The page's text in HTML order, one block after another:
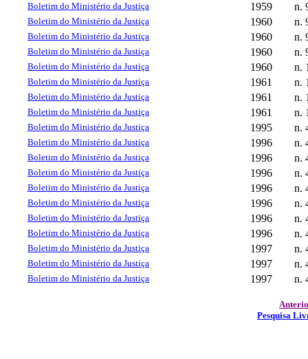
Boletim do Ministério da Justiça 1959 n.
Boletim do Ministério da Justiça 1960 n.
Boletim do Ministério da Justiça 1960 n.
Boletim do Ministério da Justiça 1960 n.
Boletim do Ministério da Justiça 1960 n.
Boletim do Ministério da Justiça 1961 n.
Boletim do Ministério da Justiça 1961 n.
Boletim do Ministério da Justiça 1961 n.
Boletim do Ministério da Justiça 1995 n.
Boletim do Ministério da Justiça 1996 n.
Boletim do Ministério da Justiça 1996 n.
Boletim do Ministério da Justiça 1996 n.
Boletim do Ministério da Justiça 1996 n.
Boletim do Ministério da Justiça 1996 n.
Boletim do Ministério da Justiça 1996 n.
Boletim do Ministério da Justiça 1996 n.
Boletim do Ministério da Justiça 1997 n.
Boletim do Ministério da Justiça 1997 n.
Boletim do Ministério da Justiça 1997 n.
Pesquisa